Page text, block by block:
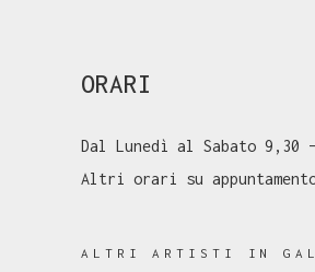
ORARI
Dal Lunedì al Sabato 9,30
Altri orari su
ALTRI ARTISTI IN